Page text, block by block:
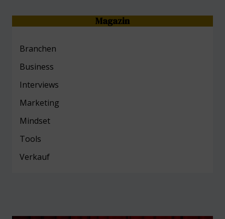
Magazin
Branchen
Business
Interviews
Marketing
Mindset
Tools
Verkauf